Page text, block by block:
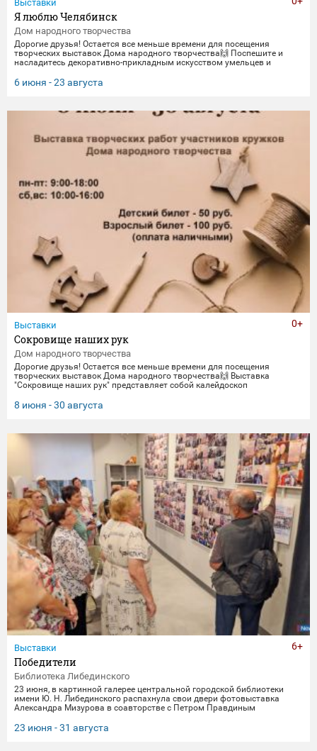
Выставки
Я люблю Челябинск
Дом народного творчества
Дорогие друзья! Остается все меньше времени для посещения
творческих выставок Дома народного творчества🙌 Поспешите и
насладитесь декоративно-прикладным искусством умельцев и
посвящена 290-летнему юбилею Челябинска. Работы выполнены
студентами кафедры декоративно-прикладного искусства ЧГИК.
6 июня - 23 августа
Выставки
Сокровище наших рук
Дом народного творчества
Дорогие друзья! Остается все меньше времени для посещения
творческих выставок Дома народного творчества🙌 Выставка
"Сокровище наших рук" представляет собой калейдоскоп
выполнены мастерами и профессионалами своего дела -
сотрудниками Дома народного творчества. Посетить выставку
8 июня - 30 августа
0+
Выставки
Победители
Библиотека Либединского
23 июня, в картинной галерее центральной городской библиотеки
имени Ю. Н. Либединского распахнула свои двери фотовыставка
Александра Мизурова в соавторстве с Петром Правдиным
"Дирижабль" в праздничные майские дни). 250 фотографий - и за
каждым кадром 40 лет неустанной работы мастера, 40 лет трепетного
23 июня - 31 августа
6+